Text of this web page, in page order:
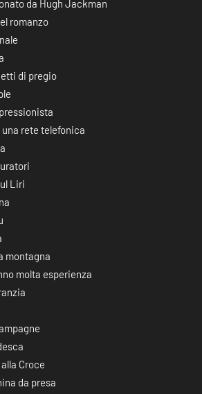
da Hugh Jackman
romanzo
di pregio
rete telefonica
Liri
montagna
molta esperienza
Croce
da presa